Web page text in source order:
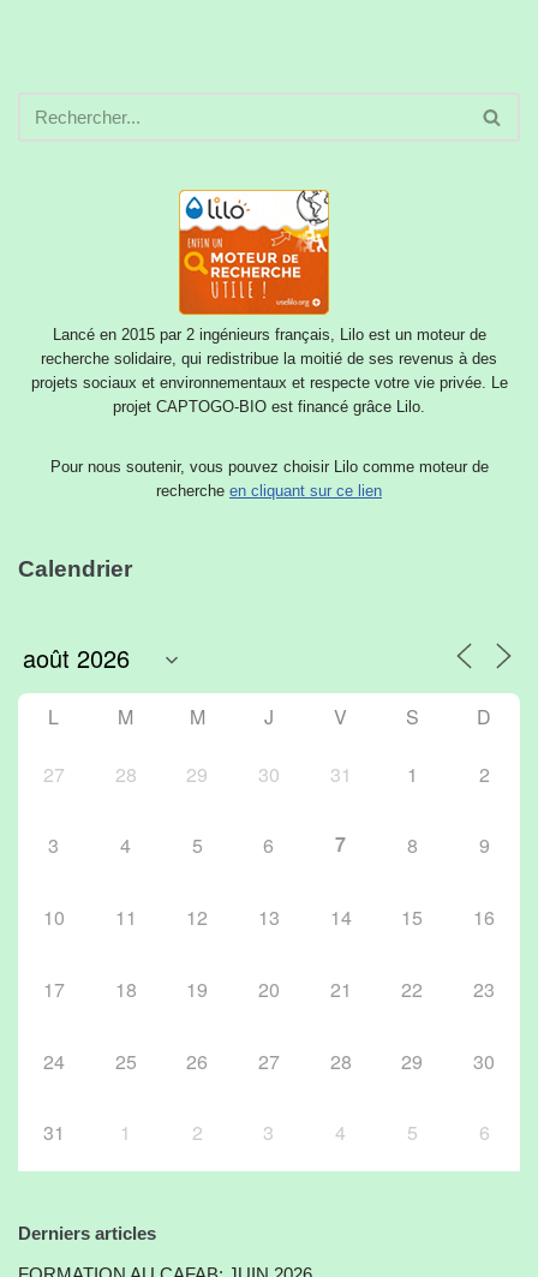
Lancé en 2015 par 2 ingénieurs français, Lilo est un moteur de
recherche solidaire, qui redistribue la moitié de ses revenus à des
projets sociaux et environnementaux et respecte votre vie privée. Le
projet CAPTOGO-BIO est financé grâce Lilo.
Pour nous soutenir, vous pouvez choisir Lilo comme moteur de
recherche en cliquant sur ce lien
Calendrier
L M M J V S D
27 28 29 30 31 1 2
3 4 5 6 7 8 9
10 11 12 13 14 15 16
17 18 19 20 21 22 23
24 25 26 27 28 29 30
31 1 2 3 4 5 6
Derniers articles